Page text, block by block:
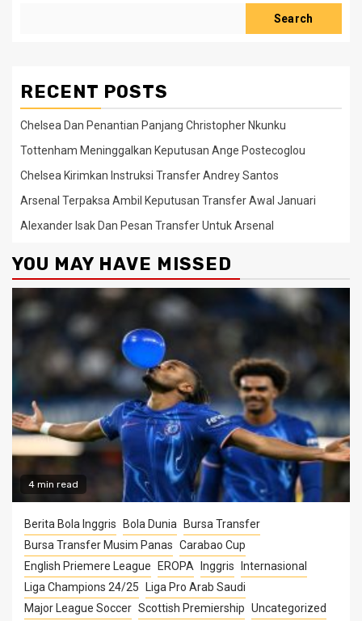
Search
RECENT POSTS
Chelsea Dan Penantian Panjang Christopher Nkunku
Tottenham Meninggalkan Keputusan Ange Postecoglou
Chelsea Kirimkan Instruksi Transfer Andrey Santos
Arsenal Terpaksa Ambil Keputusan Transfer Awal Januari
Alexander Isak Dan Pesan Transfer Untuk Arsenal
YOU MAY HAVE MISSED
4 min read
Berita Bola Inggris Bola Dunia
Bursa Transfer
Bursa Transfer Musim Panas Carabao Cup
English Priemere League
EROPA Inggris
Internasional
Liga Champions 24/25
Liga Pro Arab Saudi
Major League Soccer Scottish Premiership Uncategorized